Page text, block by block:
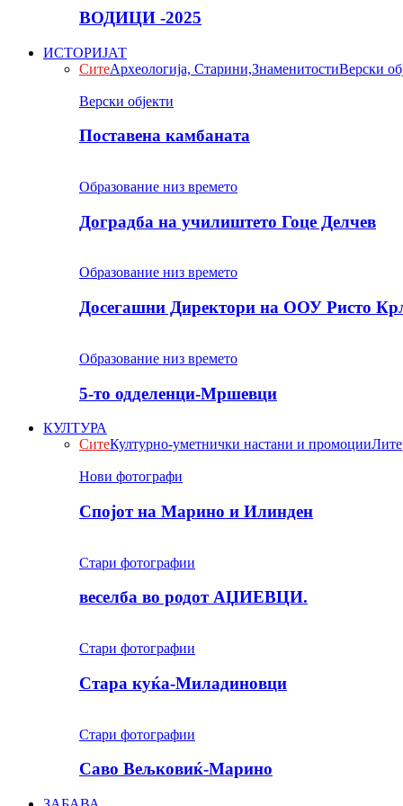
ВОДИЦИ -2025
ИСТОРИЈАТ
СитеАрхеологија, Старини,ЗнаменитостиВерски
Верски објекти
Поставена камбаната
Образование низ времето
Доградба на училиштето Гоце Делчев
Образование низ времето
Досегашни Директори на ООУ Ристо
Образование низ времето
5-то одделенци-Мршевци
КУЛТУРА
СитеКултурно-уметнички настани и промоции
Нови фотографи
Спојот на Марино и Илинден
Стари фотографии
веселба во родот АЏИЕВЦИ.
Стари фотографии
Стара куќа-Миладиновци
Стари фотографии
Саво Вељковиќ-Марино